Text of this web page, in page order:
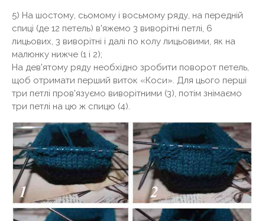
5) На шостому, сьомому і восьмому ряду, на передній
спиці (де 12 петель) в'яжемо 3 виворітні петлі, 6
лицьових, 3 виворітні і далі по колу лицьовими, як на
малюнку нижче (1 і 2);
На дев'ятому ряду необхідно зробити поворот петель,
щоб отримати перший виток «Коси». Для цього перші
три петлі пров'язуємо виворітними (3), потім знімаємо
три петлі на цю ж спицю (4).